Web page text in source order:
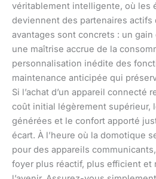
véritablement intelligente, où les
deviennent des partenaires actifs
avantages sont concrets : un
une maîtrise accrue de la
personnalisation inédite des
maintenance anticipée qui
Si l’achat d’un appareil connecté
coût initial légèrement supérieur,
générées et le confort apporté
écart. À l’heure où la domotique
pour des appareils
foyer plus réactif, plus efficient et